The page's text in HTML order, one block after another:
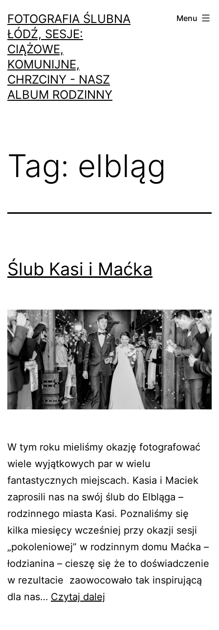
do
treści
FOTOGRAFIA ŚLUBNA
ŁÓDŹ, SESJE:
CIĄŻOWE,
KOMUNIJNE,
CHRZCINY - NASZ
ALBUM RODZINNY
Menu
Tag: elbląg
Ślub Kasi i Maćka
W tym roku mieliśmy okazję fotografować
wiele wyjątkowych par w wielu
fantastycznych miejscach. Kasia i Maciek
zaprosili nas na swój ślub do Elbląga –
rodzinnego miasta Kasi. Poznaliśmy się
kilka miesięcy wcześniej przy okazji sesji
„pokoleniowej” w rodzinnym domu Maćka –
łodzianina – cieszę się że to doświadczenie
w rezultacie zaowocowało tak inspirującą
dla nas… Czytaj dalej